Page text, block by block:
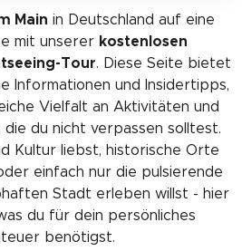
Main in Deutschland auf eine
mit unserer kostenlosen
Tour. Diese Seite bietet
Informationen und Insidertipps,
Vielfalt an Aktivitäten und
die du nicht verpassen solltest.
Kultur liebst, historische Orte
einfach nur die pulsierende
Stadt erleben willst - hier
du für dein persönliches
benötigst.